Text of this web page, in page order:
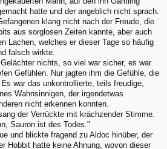
hatte und der angeblich nicht sprach.
klang nicht nach der Freude, die
aus sorglosen Zeiten kannte, aber auch
Lachen, welches er dieser Tage so häufig
falsch wirkte.
nichts, so viel war sicher, es war
Gefühlen. Nur jagten ihm die Gefühle, die
war das unkontrollierte, teils freudige,
Wahnsinnigen, der irgendetwas
nicht erkennen konnten.
der Verrückte mit krächzender Stimme.
Sauron ist des Todes."
und blickte fragend zu Aldoc hinüber, der
Hobbit hatte keine Ahnung, wovon dieser